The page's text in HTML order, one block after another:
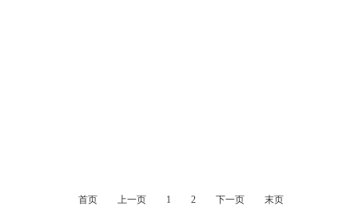
首页 上一页 1 2 下一页 末页